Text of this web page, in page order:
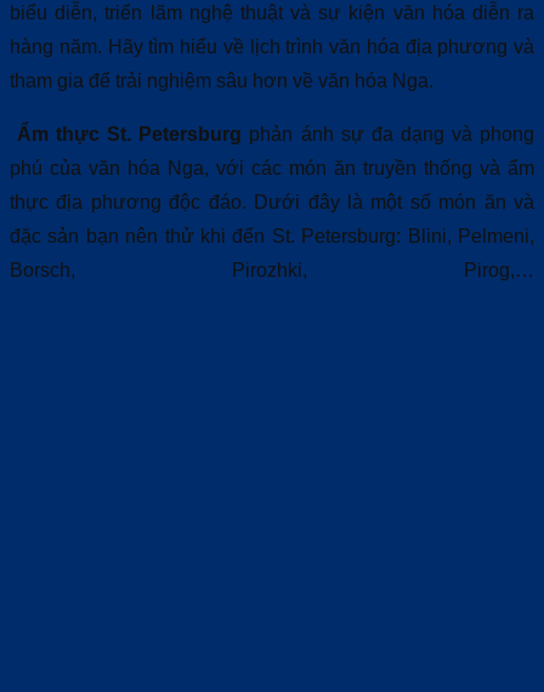
biểu diễn, triển lãm nghệ thuật và sự kiện văn hóa diễn ra
hàng năm. Hãy tìm hiểu về lịch trình văn hóa địa phương và
tham gia để trải nghiệm sâu hơn về văn hóa Nga.
Ẩm thực St. Petersburg phản ánh sự đa dạng và phong
phú của văn hóa Nga, với các món ăn truyền thống và ẩm
thực địa phương độc đáo. Dưới đây là một số món ăn và
đặc sản bạn nên thử khi đến St. Petersburg: Blini, Pelmeni,
Borsch, Pirozhki, Pirog,…